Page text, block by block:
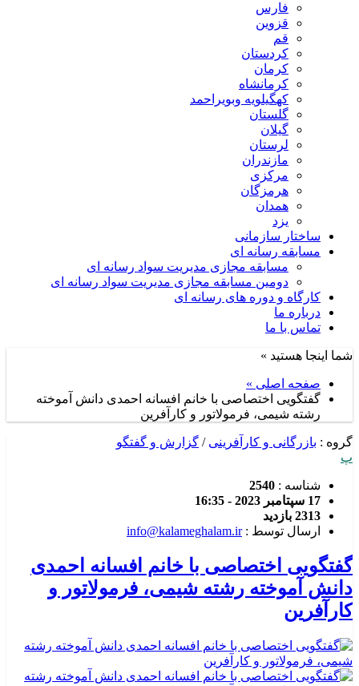
فارس
قزوین
قم
کردستان
کرمان
کرمانشاه
کهگیلویه وبویراحمد
گلستان
گیلان
لرستان
مازندران
مرکزی
هرمزگان
همدان
یزد
ساختار سازمانی
مسابقه رسانه ای
مسابقه مجازی مدیریت سواد رسانه ای
دومین مسابقه مجازی مدیریت سواد رسانه ای
کارگاه و دوره های رسانه ای
درباره ما
تماس با ما
شما اینجا هستید »
صفحه اصلی »
گفتگویی اختصاصی با خانم افسانه احمدی دانش آموخته
رشته شیمی، فرمولاتور و کارآفرین
گروه : بازرگانی و کارآفرینی / گزارش و گفتگو
پ
شناسه : 2540
17 سپتامبر 2023 - 16:35
2313 بازدید
ارسال توسط :info@kalameghalam.ir
گفتگویی اختصاصی با خانم افسانه احمدی
دانش آموخته رشته شیمی، فرمولاتور و
کارآفرین